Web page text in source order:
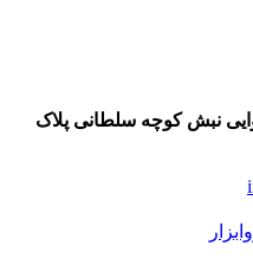
نبش کوچه سلطانی پلاک